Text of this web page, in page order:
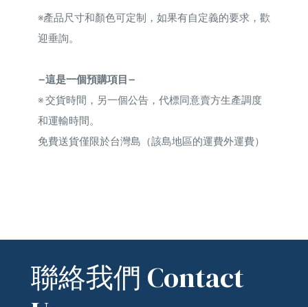
※產品尺寸和顏色可定制，如果有自定義的要求，歡
迎垂詢。
—這是一個預購項目—
※交貨時間，另一個公告，代標同意賣方生產調度
和運輸時間。
免費送貨僅限於台灣島（該島地區的運費外運費）
聯絡我們 Contact